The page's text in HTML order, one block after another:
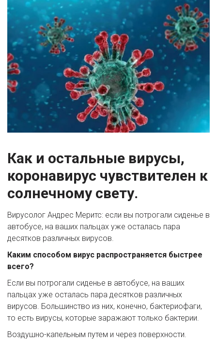
Как и остальные вирусы,
коронавирус чувствителен к
солнечному свету.
Вирусолог Андрес Меритс: если вы потрогали сиденье в
автобусе, на ваших пальцах уже осталась пара
десятков различных вирусов.
Каким способом вирус распространяется быстрее
всего?
Если вы потрогали сиденье в автобусе, на ваших
пальцах уже осталась пара десятков различных
вирусов. Большинство из них, конечно, бактериофаги,
то есть вирусы, которые заражают только бактерии.
Воздушно-капельным путем и через поверхности.